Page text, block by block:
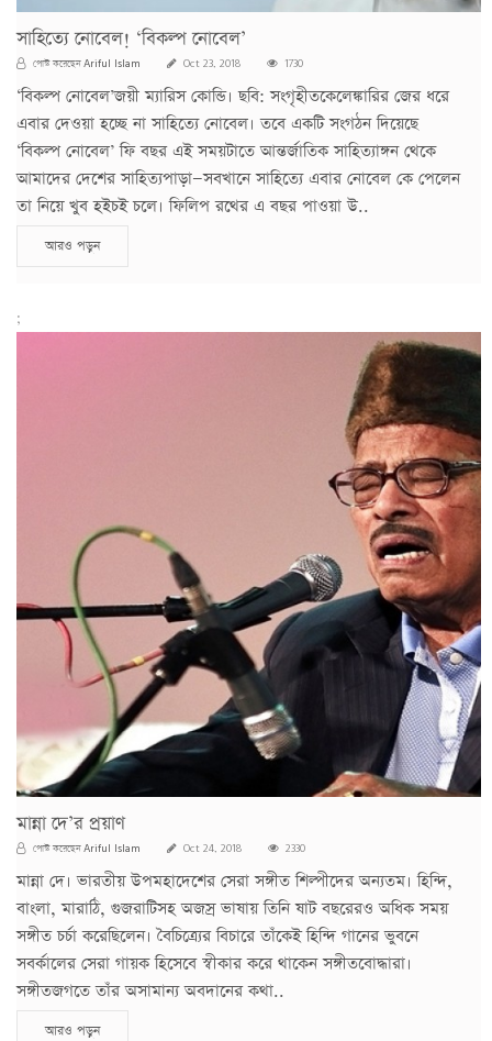
সাহিত্যে নোবেল! ‘বিকল্প নোবেল’
পোস্ট করেছেনAriful Islam Oct 23, 2018 1730
‘বিকল্প নোবেল’জয়ী ম্যারিস কোন্ডি। ছবি: সংগৃহীতকেলেঙ্কারির জের ধরে
এবার দেওয়া হচ্ছে না সাহিত্যে নোবেল। তবে একটি সংগঠন দিয়েছে
‘বিকল্প নোবেল’ ফি বছর এই সময়টাতে আন্তর্জাতিক সাহিত্যাঙ্গন থেকে
আমাদের দেশের সাহিত্যপাড়া—সবখানে সাহিত্যে এবার নোবেল কে পেলেন
তা নিয়ে খুব হইচই চলে। ফিলিপ রথের এ বছর পাওয়া উ..
আরও পড়ুন
;
মান্না দে’র প্রয়াণ
পোস্ট করেছেনAriful Islam Oct 24, 2018 2330
মান্না দে। ভারতীয় উপমহাদেশের সেরা সঙ্গীত শিল্পীদের অন্যতম। হিন্দি,
বাংলা, মারাঠি, গুজরাটিসহ অজস্র ভাষায় তিনি ষাট বছরেরও অধিক সময়
সঙ্গীত চর্চা করেছিলেন। বৈচিত্র্যের বিচারে তাঁকেই হিন্দি গানের ভুবনে
সবর্কালের সেরা গায়ক হিসেবে স্বীকার করে থাকেন সঙ্গীতবোদ্ধারা।
সঙ্গীতজগতে তাঁর অসামান্য অবদানের কথা..
আরও পড়ুন